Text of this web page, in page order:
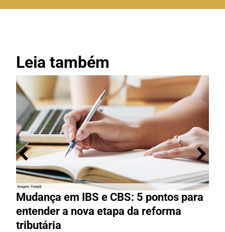
Leia também
Mudança em IBS e CBS: 5 pontos para
entender a nova etapa da reforma
tributária